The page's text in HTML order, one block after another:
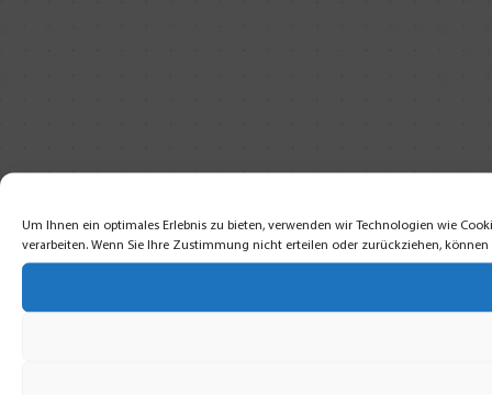
Um Ihnen ein optimales Erlebnis zu bieten, verwenden wir Technologien wie
verarbeiten. Wenn Sie Ihre Zustimmung nicht erteilen oder zurückziehen,